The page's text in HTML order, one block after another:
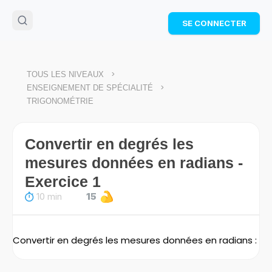
🌴Cahier de vacances offert
: révise les maths cet
Télécharge ton PDF gratuit et progresse avec des
SE CONNECTER
TOUS LES NIVEAUX >
ENSEIGNEMENT DE SPÉCIALITÉ >
TRIGONOMÉTRIE
Convertir en degrés les
mesures données en radians -
Exercice 1
10 min 15
Convertir en degrés les mesures données en radians :